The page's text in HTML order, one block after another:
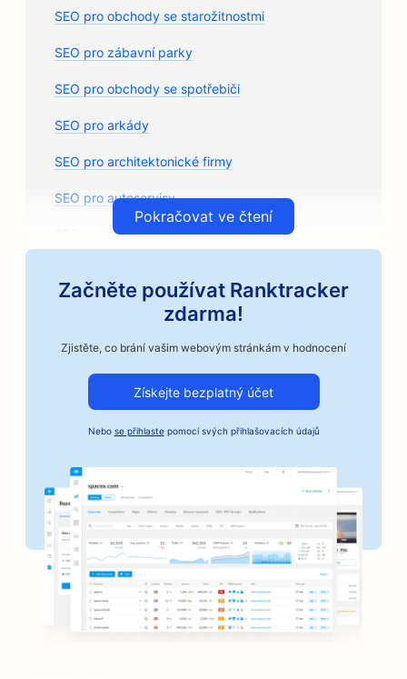
SEO pro obchody se starožitnostmi
SEO pro zábavní parky
SEO pro obchody se spotřebiči
SEO pro arkády
SEO pro architektonické firmy
SEO pro autoservisy
SEO pro prodejny autodílů
SEO pro autoservisy
SEO pro řemeslné pražírny kávy
SEO pro služby kaucí
SEO pro kadeřnictví
SEO pro banky
SEO pro knihkupectví
SEO pro grilovací klouby
SEO pro kavárny s deskovými hrami
Pokračovat ve čtení
Začněte používat Ranktracker
zdarma!
Zjistěte, co brání vašim webovým stránkám v hodnocení
Získejte bezplatný účet
Nebo se přihlastepomocí svých přihlašovacích údajů